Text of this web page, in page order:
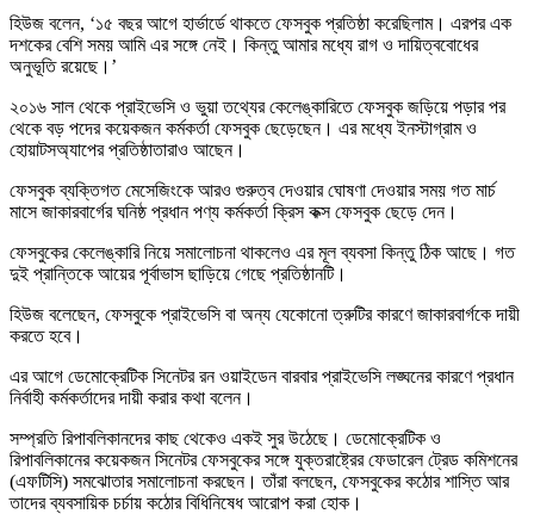
হিউজ বলেন, ‘১৫ বছর আগে হার্ভার্ডে থাকতে ফেসবুক প্রতিষ্ঠা করেছিলাম। এরপর এক
দশকের বেশি সময় আমি এর সঙ্গে নেই। কিন্তু আমার মধ্যে রাগ ও দায়িত্ববোধের
অনুভূতি রয়েছে।’
২০১৬ সাল থেকে প্রাইভেসি ও ভুয়া তথ্যের কেলেঙ্কারিতে ফেসবুক জড়িয়ে পড়ার পর
থেকে বড় পদের কয়েকজন কর্মকর্তা ফেসবুক ছেড়েছেন। এর মধ্যে ইনস্টাগ্রাম ও
হোয়াটসঅ্যাপের প্রতিষ্ঠাতারাও আছেন।
ফেসবুক ব্যক্তিগত মেসেজিংকে আরও গুরুত্ব দেওয়ার ঘোষণা দেওয়ার সময় গত মার্চ
মাসে জাকারবার্গের ঘনিষ্ঠ প্রধান পণ্য কর্মকর্তা ক্রিস কক্স ফেসবুক ছেড়ে দেন।
ফেসবুকের কেলেঙ্কারি নিয়ে সমালোচনা থাকলেও এর মূল ব্যবসা কিন্তু ঠিক আছে। গত
দুই প্রান্তিকে আয়ের পূর্বাভাস ছাড়িয়ে গেছে প্রতিষ্ঠানটি।
হিউজ বলেছেন, ফেসবুকে প্রাইভেসি বা অন্য যেকোনো ত্রুটির কারণে জাকারবার্গকে দায়ী
করতে হবে।
এর আগে ডেমোক্রেটিক সিনেটর রন ওয়াইডেন বারবার প্রাইভেসি লঙ্ঘনের কারণে প্রধান
নির্বাহী কর্মকর্তাদের দায়ী করার কথা বলেন।
সম্প্রতি রিপাবলিকানদের কাছ থেকেও একই সুর উঠেছে। ডেমোক্রেটিক ও
রিপাবলিকানের কয়েকজন সিনেটর ফেসবুকের সঙ্গে যুক্তরাষ্ট্রের ফেডারেল ট্রেড কমিশনের
(এফটিসি) সমঝোতার সমালোচনা করছেন। তাঁরা বলছেন, ফেসবুকের কঠোর শাস্তি আর
তাদের ব্যবসায়িক চর্চায় কঠোর বিধিনিষেধ আরোপ করা হোক।